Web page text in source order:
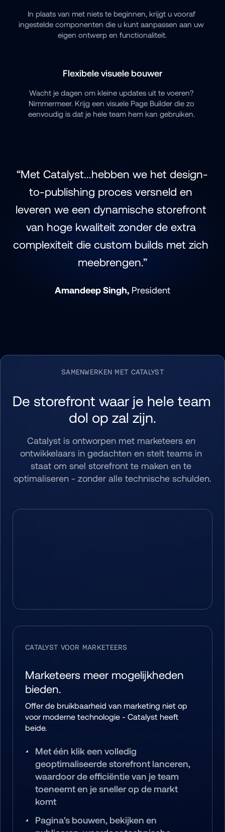
In plaats van met niets te beginnen, krijgt u vooraf
ingestelde componenten die u kunt aanpassen aan uw
eigen ontwerp en functionaliteit.
Flexibele visuele bouwer
Wacht je dagen om kleine updates uit te voeren?
Nimmermeer. Krijg een visuele Page Builder die zo
eenvoudig is dat je hele team hem kan gebruiken.
“Met Catalyst...hebben we het design-
to-publishing proces versneld en
leveren we een dynamische storefront
van hoge kwaliteit zonder de extra
complexiteit die custom builds met zich
meebrengen.”
Amandeep Singh, President
SAMENWERKEN MET CATALYST
De storefront waar je hele team
dol op zal zijn.
Catalyst is ontworpen met marketeers en
ontwikkelaars in gedachten en stelt teams in
staat om snel storefront te maken en te
optimaliseren - zonder alle technische schulden.
CATALYST VOOR MARKETEERS
Marketeers meer mogelijkheden
bieden.
Offer de bruikbaarheid van marketing niet op
voor moderne technologie - Catalyst heeft
beide.
Met één klik een volledig
geoptimaliseerde storefront lanceren,
waardoor de efficiëntie van je team
toeneemt en je sneller op de markt
komt
Pagina's bouwen, bekijken en